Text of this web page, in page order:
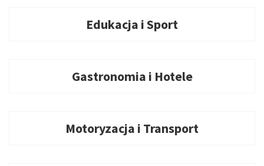
Edukacja i Sport
Gastronomia i Hotele
Motoryzacja i Transport